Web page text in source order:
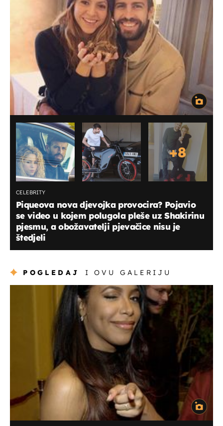
+8
CELEBRITY
Piqueova nova djevojka provocira? Pojavio
se video u kojem polugola pleše uz Shakirinu
pjesmu, a obožavatelji pjevačice nisu je
štedjeli
POGLEDAJ I OVU GALERIJU